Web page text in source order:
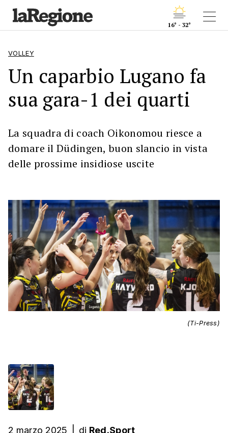
16° - 32°
VOLLEY
Un caparbio Lugano fa
sua gara-1 dei quarti
La squadra di coach Oikonomou riesce a
domare il Düdingen, buon slancio in vista
delle prossime insidiose uscite
(Ti-Press)
2 marzo 2025 di Red.Sport